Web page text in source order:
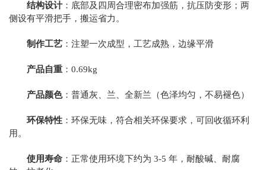
结构设计：底部及四周合理密布加强筋，抗压防变形；两
侧设有平滑把手，搬运省力。
制作工艺 ：注塑一次成型，工艺成熟，边缘平滑
产品自重 ：0.69kg
产品颜色：普通灰、兰、全新兰（色泽均匀，不易褪色）
环保特性 ：环保无味，符合相关环保要求，可回收循环利
用。
使用寿命 ：正常使用环境下约为 3-5 年，耐酸碱、耐腐